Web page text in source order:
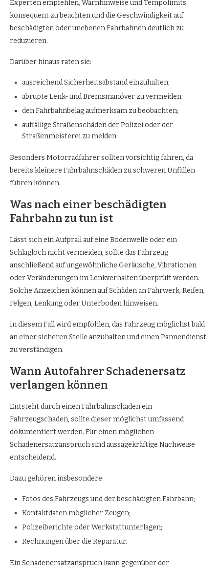
Experten empfehlen, Warnhinweise und Tempolimits
konsequent zu beachten und die Geschwindigkeit auf
beschädigten oder unebenen Fahrbahnen deutlich zu
reduzieren.
Darüber hinaus raten sie:
ausreichend Sicherheitsabstand einzuhalten;
abrupte Lenk- und Bremsmanöver zu vermeiden;
den Fahrbahnbelag aufmerksam zu beobachten;
auffällige Straßenschäden der Polizei oder der
Straßenmeisterei zu melden.
Besonders Motorradfahrer sollten vorsichtig fahren, da
bereits kleinere Fahrbahnschäden zu schweren Unfällen
führen können.
Was nach einer beschädigten
Fahrbahn zu tun ist
Lässt sich ein Aufprall auf eine Bodenwelle oder ein
Schlagloch nicht vermeiden, sollte das Fahrzeug
anschließend auf ungewöhnliche Geräusche, Vibrationen
oder Veränderungen im Lenkverhalten überprüft werden.
Solche Anzeichen können auf Schäden an Fahrwerk, Reifen,
Felgen, Lenkung oder Unterboden hinweisen.
In diesem Fall wird empfohlen, das Fahrzeug möglichst bald
an einer sicheren Stelle anzuhalten und einen Pannendienst
zu verständigen.
Wann Autofahrer Schadenersatz
verlangen können
Entsteht durch einen Fahrbahnschaden ein
Fahrzeugschaden, sollte dieser möglichst umfassend
dokumentiert werden. Für einen möglichen
Schadenersatzanspruch sind aussagekräftige Nachweise
entscheidend.
Dazu gehören insbesondere:
Fotos des Fahrzeugs und der beschädigten Fahrbahn;
Kontaktdaten möglicher Zeugen;
Polizeiberichte oder Werkstattunterlagen;
Rechnungen über die Reparatur.
Ein Schadenersatzanspruch kann gegenüber der